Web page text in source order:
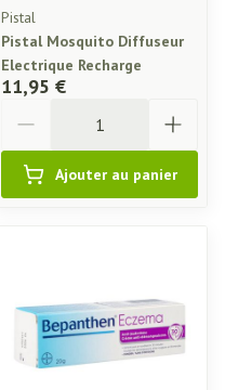
Pistal
Pistal Mosquito Diffuseur
Electrique Recharge
11,95 €
Ajouter au panier